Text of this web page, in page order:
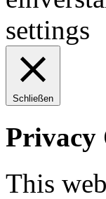
settings
Schließen
Privacy
This